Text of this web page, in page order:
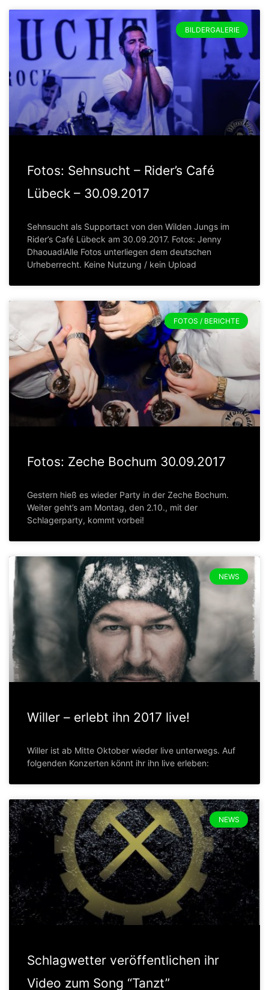
BILDERGALERIE
Fotos: Sehnsucht – Rider’s Café
Lübeck – 30.09.2017
Sehnsucht als Supportact von den Wilden Jungs im
Rider’s Café Lübeck am 30.09.2017. Fotos: Jenny
DhaouadiAlle Fotos unterliegen dem deutschen
Urheberrecht. Keine Nutzung / kein Upload
FOTOS / BERICHTE
Fotos: Zeche Bochum 30.09.2017
Gestern hieß es wieder Party in der Zeche Bochum.
Weiter geht’s am Montag, den 2.10., mit der
Schlagerparty, kommt vorbei!
NEWS
Willer – erlebt ihn 2017 live!
Willer ist ab Mitte Oktober wieder live unterwegs. Auf
folgenden Konzerten könnt ihr ihn live erleben:
NEWS
Schlagwetter veröffentlichen ihr
Video zum Song “Tanzt”